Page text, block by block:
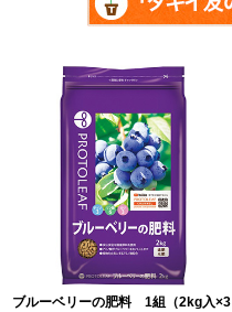
ブルーベリーの肥料 1組（2kg入×3